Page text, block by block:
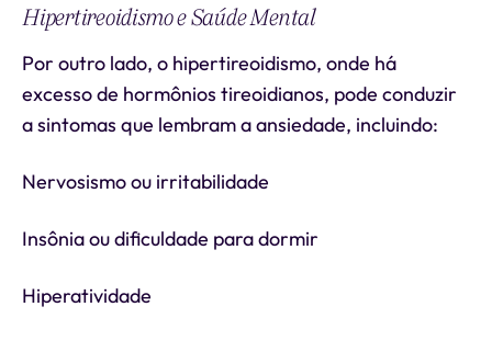
Hipertireoidismo e Saúde Mental
Por outro lado, o hipertireoidismo, onde há
excesso de hormônios tireoidianos, pode conduzir
a sintomas que lembram a ansiedade, incluindo:
Nervosismo ou irritabilidade
Insônia ou dificuldade para dormir
Hiperatividade